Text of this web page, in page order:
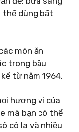
thể dùng bất
món ăn
trong bầu
từ năm 1964.
hương vị của
mà bạn có thể
cô la và nhiều